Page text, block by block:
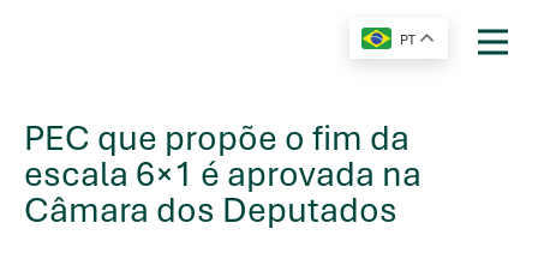
PT
PEC que propõe o fim da
escala 6×1 é aprovada na
Câmara dos Deputados